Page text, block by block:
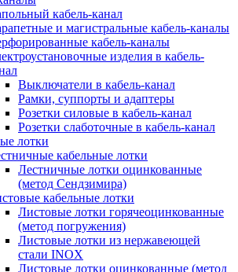
кабель-канал
и магистральные кабель-каналы
кабель-каналы
изделия в кабель-
Выключатели в кабель-канал
Рамки, суппорты и адаптеры
Розетки силовые в кабель-канал
Розетки слаботочные в кабель-канал
лотки
кабельные лотки
Лестничные лотки оцинкованные
(метод Сендзимира)
кабельные лотки
Листовые лотки горячеоцинкованные
(метод погружения)
Листовые лотки из нержавеющей
стали INOX
Листовые лотки оцинкованные (метод